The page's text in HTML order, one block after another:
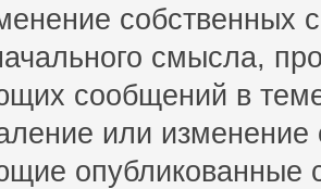
собственных
смысла,
сообщений в
или изменение